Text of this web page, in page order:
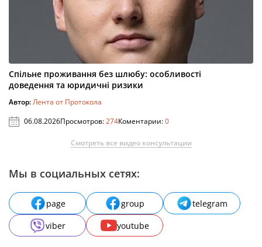
Спільне проживання без шлюбу: особливості
доведення та юридичні ризики
Автор:Лента от Протокола
06.08.2026Просмотров:274Коментарии:0
Смотреть все видео консультации
Мы в социальных сетях:
page group
telegram
viber
youtube